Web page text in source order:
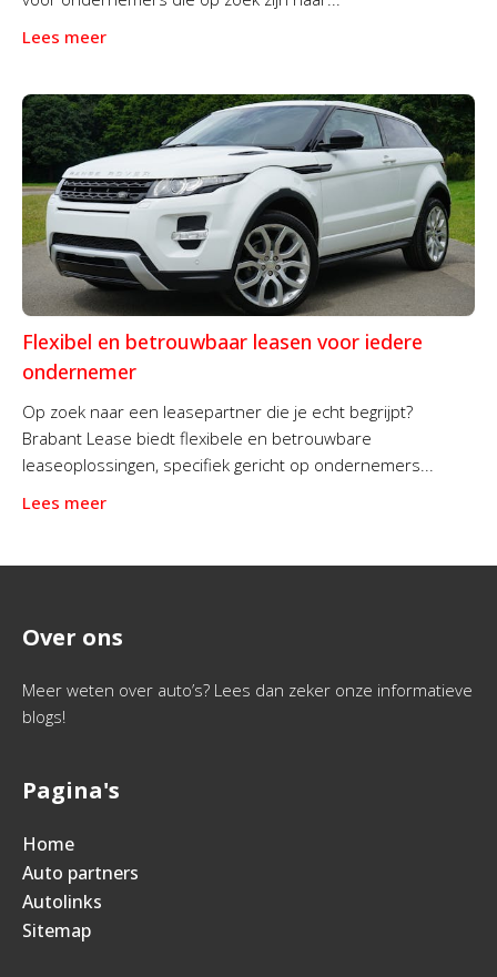
Lees meer
Flexibel en betrouwbaar leasen voor iedere
ondernemer
Op zoek naar een leasepartner die je echt begrijpt?
Brabant Lease biedt flexibele en betrouwbare
leaseoplossingen, specifiek gericht op ondernemers...
Lees meer
Over ons
Meer weten over auto’s? Lees dan zeker onze informatieve
blogs!
Pagina's
Home
Auto partners
Autolinks
Sitemap